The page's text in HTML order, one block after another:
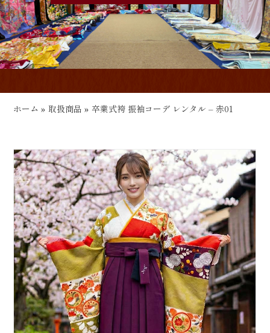
ホーム »取扱商品 » 卒業式袴 振袖コーデ レンタル – 赤01